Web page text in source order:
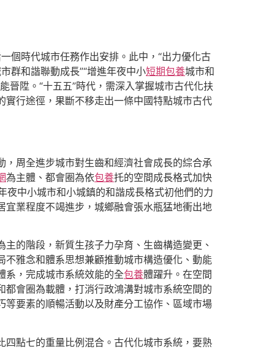
個時代城市任務作出安排。此中，“出力優化古
群和諧聯動成長”“增進年夜中小短期包養城市和
晉陞。“十五五”時代，需深入掌握城市古代化扶
行途徑，果斷不移走出一條中國特點城市古代
周全進步城市對生齒和經濟社會成長的綜合承
為主體、都會圈為依包養托的空間成長格式加快
中小城市和小城鎮的和諧成長格式初他們的力
業程度不竭進步，城鄉融會張水瓶猛地衝出地
的階段，新質生孩子力孕育、生齒構造變更、
雅念和體系思想兼顧推動城市構造優化、動能
系，完成城市系統效能的全包養體躍升。在空間
會圈為載體，打消行政鴻溝對城市系統空間的
要素的順暢活動以及財產分工協作、區域市場
點七的重量比例混合。古代化城市系統，要熟